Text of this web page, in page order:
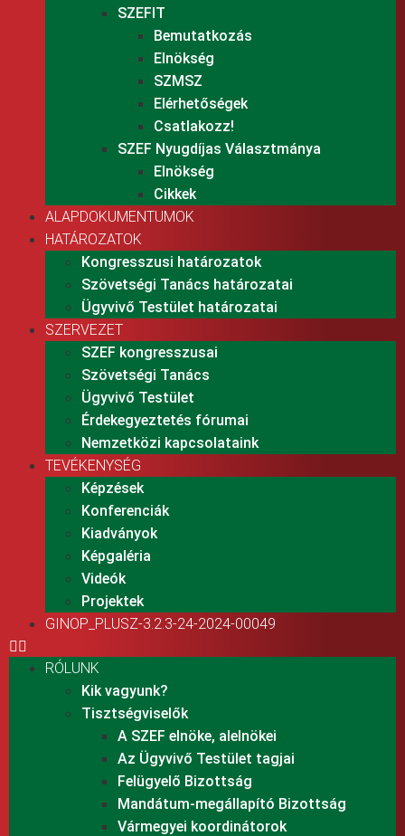
SZEFIT
Bemutatkozás
Elnökség
SZMSZ
Elérhetőségek
Csatlakozz!
SZEF Nyugdíjas Választmánya
Elnökség
Cikkek
ALAPDOKUMENTUMOK
HATÁROZATOK
Kongresszusi határozatok
Szövetségi Tanács határozatai
Ügyvivő Testület határozatai
SZERVEZET
SZEF kongresszusai
Szövetségi Tanács
Ügyvivő Testület
Érdekegyeztetés fórumai
Nemzetközi kapcsolataink
TEVÉKENYSÉG
Képzések
Konferenciák
Kiadványok
Képgaléria
Videók
Projektek
GINOP_PLUSZ-3.2.3-24-2024-00049
RÓLUNK
Kik vagyunk?
Tisztségviselők
A SZEF elnöke, alelnökei
Az Ügyvivő Testület tagjai
Felügyelő Bizottság
Mandátum-megállapító Bizottság
Vármegyei koordinátorok